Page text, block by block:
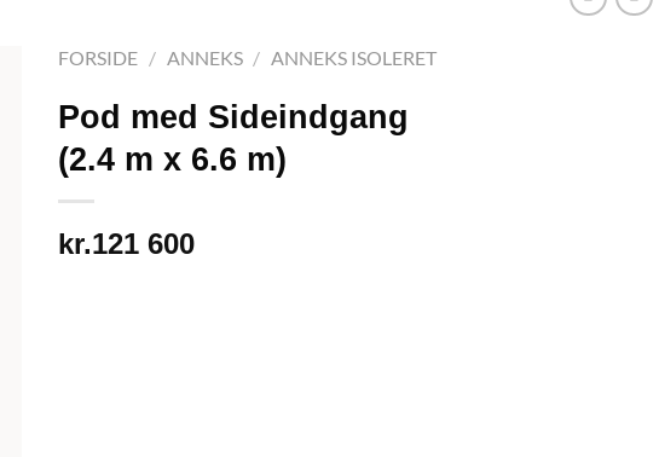
FORSIDE / ANNEKS / ANNEKS ISOLERET
Pod med Sideindgang
(2.4 m x 6.6 m)
kr.121 600